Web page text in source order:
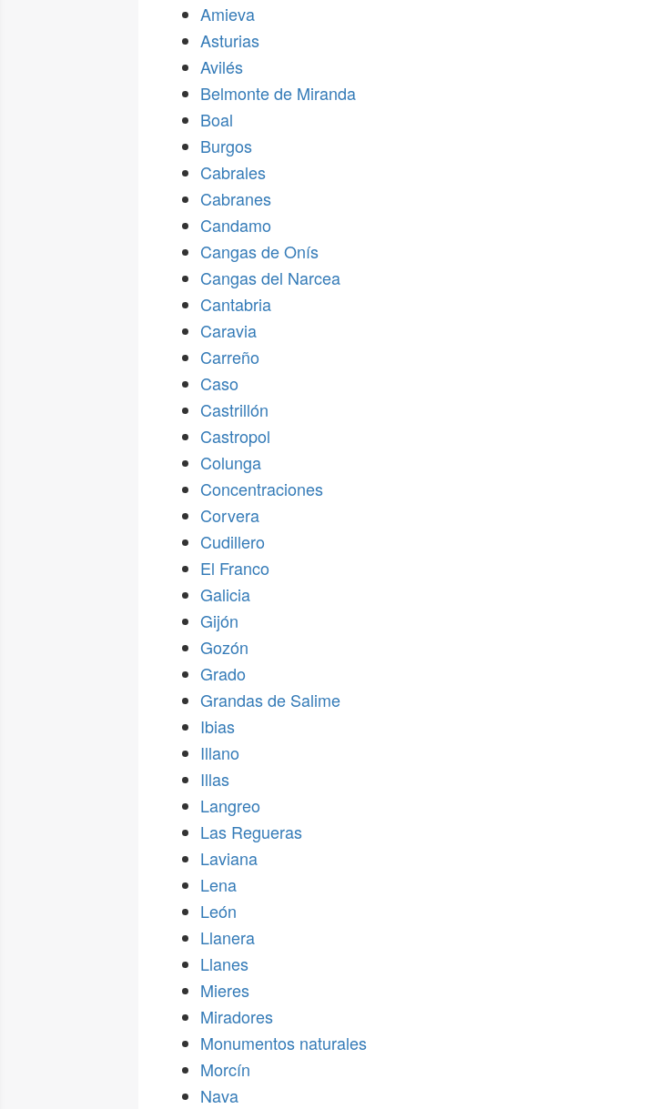
Amieva
Asturias
Avilés
Belmonte de Miranda
Boal
Burgos
Cabrales
Cabranes
Candamo
Cangas de Onís
Cangas del Narcea
Cantabria
Caravia
Carreño
Caso
Castrillón
Castropol
Colunga
Concentraciones
Corvera
Cudillero
El Franco
Galicia
Gijón
Gozón
Grado
Grandas de Salime
Ibias
Illano
Illas
Langreo
Las Regueras
Laviana
Lena
León
Llanera
Llanes
Mieres
Miradores
Monumentos naturales
Morcín
Nava